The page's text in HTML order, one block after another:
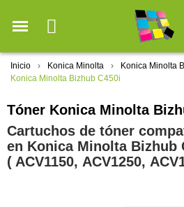
Inicio Konica Minolta
Konica Minolta
Konica Minolta Bizhub C450i
Tóner Konica Minolta
Cartuchos de tóner
en Konica Minolta Bizhub
( ACV1150, ACV1250,